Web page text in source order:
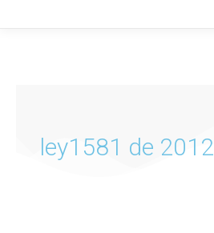
ley1581 de 2012